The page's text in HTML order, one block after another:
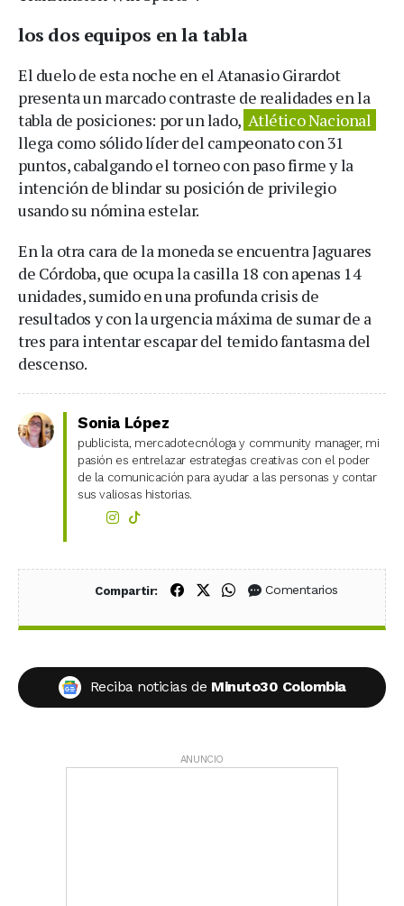
los dos equipos en la tabla
El duelo de esta noche en el Atanasio Girardot
presenta un marcado contraste de realidades en la
tabla de posiciones: por un lado, Atlético Nacional
llega como sólido líder del campeonato con 31
puntos, cabalgando el torneo con paso firme y la
intención de blindar su posición de privilegio
usando su nómina estelar.
En la otra cara de la moneda se encuentra Jaguares
de Córdoba, que ocupa la casilla 18 con apenas 14
unidades, sumido en una profunda crisis de
resultados y con la urgencia máxima de sumar de a
tres para intentar escapar del temido fantasma del
descenso.
Sonia López
publicista, mercadotecnóloga y community manager, mi
pasión es entrelazar estrategias creativas con el poder
de la comunicación para ayudar a las personas y contar
sus valiosas historias.
Compartir: Compartir en Facebook
Compartir en X (Twitter)
Compartir en WhatsApp
Comentarios
Reciba noticias de Minuto30 Colombia
ANUNCIO